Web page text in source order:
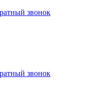
звонок
звонок